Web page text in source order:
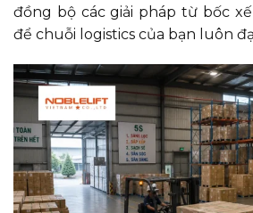
đồng bộ các giải pháp từ bốc
để chuỗi logistics của bạn luôn